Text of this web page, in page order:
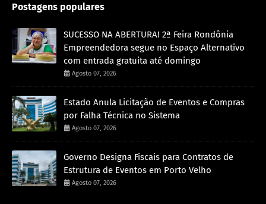
Postagens populares
SUCESSO NA ABERTURA! 2ª Feira Rondônia
Empreendedora segue no Espaço Alternativo
com entrada gratuita até domingo
Agosto 07, 2026
Estado Anula Licitação de Eventos e Compras
por Falha Técnica no Sistema
Agosto 07, 2026
Governo Designa Fiscais para Contratos de
Estrutura de Eventos em Porto Velho
Agosto 07, 2026